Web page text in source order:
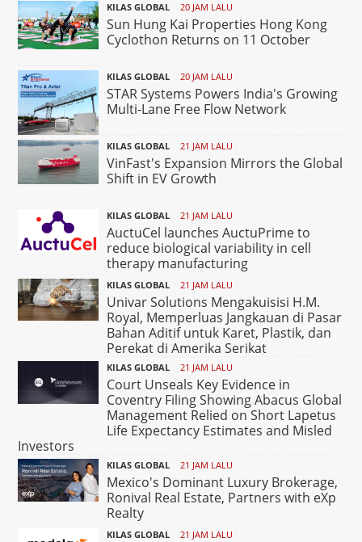
KILAS GLOBAL 20 JAM LALU
Sun Hung Kai Properties Hong Kong
Cyclothon Returns on 11 October
KILAS GLOBAL 20 JAM LALU
STAR Systems Powers India's Growing
Multi-Lane Free Flow Network
KILAS GLOBAL 21 JAM LALU
VinFast's Expansion Mirrors the Global
Shift in EV Growth
KILAS GLOBAL 21 JAM LALU
AuctuCel launches AuctuPrime to
reduce biological variability in cell
therapy manufacturing
KILAS GLOBAL 21 JAM LALU
Univar Solutions Mengakuisisi H.M.
Royal, Memperluas Jangkauan di Pasar
Bahan Aditif untuk Karet, Plastik, dan
Perekat di Amerika Serikat
KILAS GLOBAL 21 JAM LALU
Court Unseals Key Evidence in
Coventry Filing Showing Abacus Global
Management Relied on Short Lapetus
Life Expectancy Estimates and Misled
Investors
KILAS GLOBAL 21 JAM LALU
Mexico's Dominant Luxury Brokerage,
Ronival Real Estate, Partners with eXp
Realty
KILAS GLOBAL 21 JAM LALU